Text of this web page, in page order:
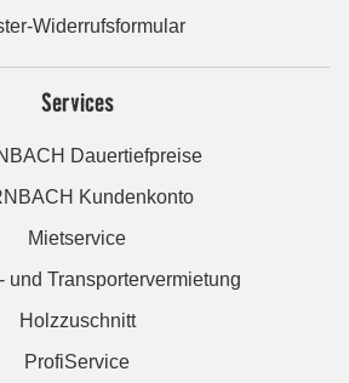
Widerrufsformular
Services
Dauertiefpreise
Kundenkonto
Mietservice
und Transportervermietung
Holzzuschnitt
ProfiService